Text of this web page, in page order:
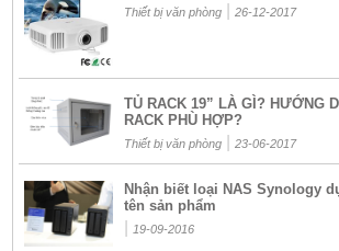
Thiết bị văn phòng| 26-12-2017
TỦ RACK 19” LÀ GÌ? HƯỚNG
RACK PHÙ HỢP?
Thiết bị văn phòng| 23-06-2017
Nhận biết loại NAS Synology
tên sản phẩm
19-09-2016